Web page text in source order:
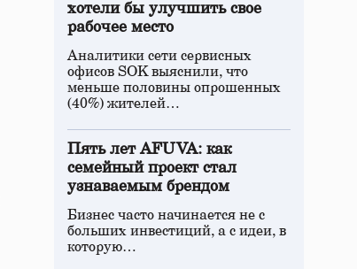
хотели бы улучшить свое
рабочее место
Аналитики сети сервисных
офисов SOK выяснили, что
меньше половины опрошенных
(40%) жителей…
Пять лет AFUVA: как
семейный проект стал
узнаваемым брендом
Бизнес часто начинается не с
больших инвестиций, а с идеи, в
которую…